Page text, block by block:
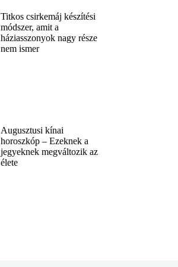
Titkos csirkemáj készítési
módszer, amit a
háziasszonyok nagy része
nem ismer
Augusztusi kínai
horoszkóp – Ezeknek a
jegyeknek megváltozik az
élete